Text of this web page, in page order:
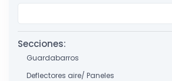
Secciones:
Guardabarros
Deflectores aire/ Paneles